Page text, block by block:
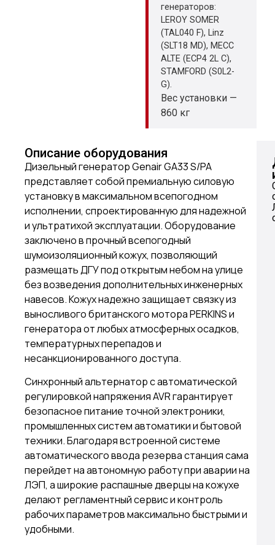
генераторов:
LEROY SOMER
(TAL040 F), Linz
(SLT18 MD), MECC
ALTE (ECP4 2L C),
STAMFORD (S0L2-
G).
Вес установки —
860 кг
Описание оборудования
Дизельный генератор Genair GA33 S/PA
представляет собой премиальную силовую
установку в максимальном всепогодном
исполнении, спроектированную для надежной
и ультратихой эксплуатации. Оборудование
заключено в прочный всепогодный
шумоизоляционный кожух, позволяющий
размещать ДГУ под открытым небом на улице
без возведения дополнительных инженерных
навесов. Кожух надежно защищает связку из
выносливого британского мотора PERKINS и
генератора от любых атмосферных осадков,
температурных перепадов и
несанкционированного доступа.
Синхронный альтернатор с автоматической
регулировкой напряжения AVR гарантирует
безопасное питание точной электроники,
промышленных систем автоматики и бытовой
техники. Благодаря встроенной системе
автоматического ввода резерва станция сама
перейдет на автономную работу при аварии на
ЛЭП, а широкие распашные дверцы на кожухе
делают регламентный сервис и контроль
рабочих параметров максимально быстрыми и
удобными.